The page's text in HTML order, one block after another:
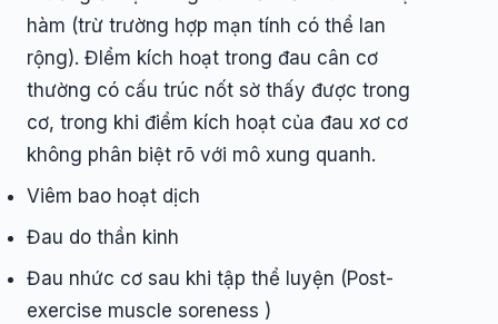
hàm (trừ trường hợp mạn tính có thể lan
rộng). ĐIểm kích hoạt trong đau cân cơ
thường có cấu trúc nốt sờ thấy được trong
cơ, trong khi điểm kích hoạt của đau xơ cơ
không phân biệt rõ với mô xung quanh.
Viêm bao hoạt dịch
Đau do thần kinh
Đau nhức cơ sau khi tập thể luyện (Post-
exercise muscle soreness )